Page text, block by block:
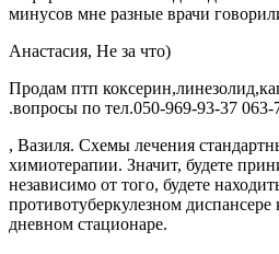
минусов мне разные врачи
Анастасия, Не за что)
Продам птп
.вопросы по тел.050-969-93-37 063-
, Вазиля. Схемы лечения
химиотерапии. Значит, будете
независимо от того, будете
противотуберкулезном
дневном стационаре.